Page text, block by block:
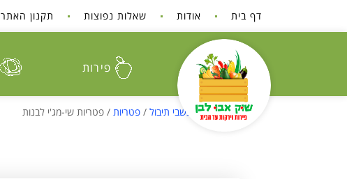
דף בית אודות שאלות נפוצות תקנון האתר
פירות
עמוד הבית/ עשבי תיבול / פטריות / פטריות שי-מג'י לבנות